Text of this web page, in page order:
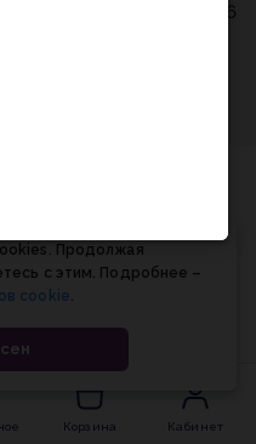
Планета книги, 1998-2026
Корзина Кабинет
Продолжая
с этим. Подробнее –
cookie.